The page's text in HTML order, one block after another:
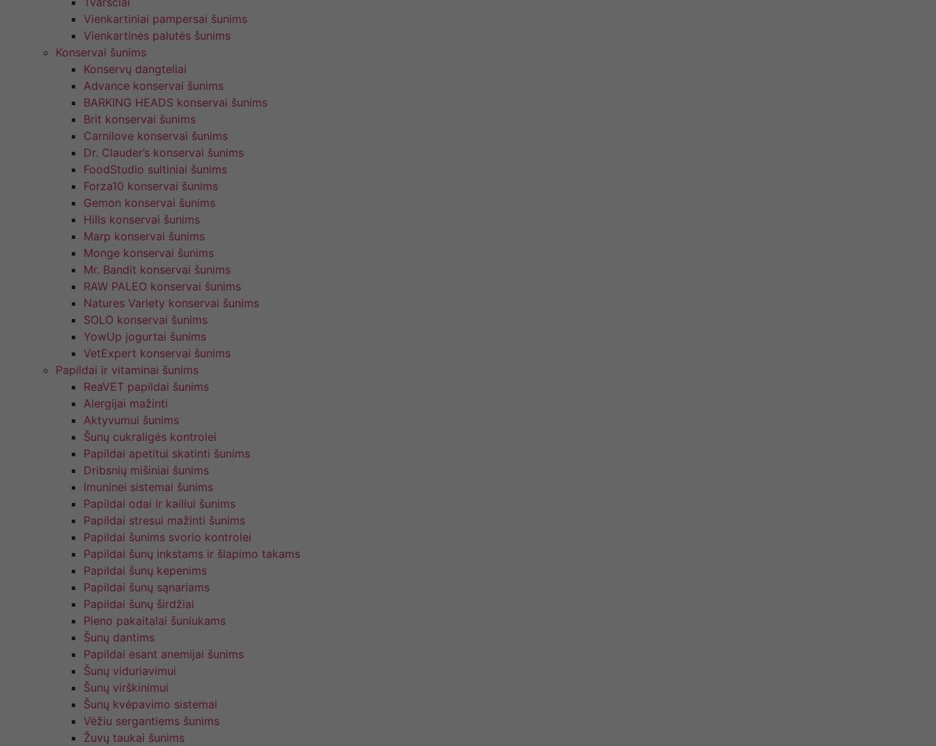
Vienkartiniai pampersai šunims
Vienkartinės palutės šunims
Konservai šunims
Konservų dangteliai
Advance konservai šunims
BARKING HEADS konservai šunims
Brit konservai šunims
Carnilove konservai šunims
Dr. Clauder’s konservai šunims
FoodStudio sultiniai šunims
Forza10 konservai šunims
Gemon konservai šunims
Hills konservai šunims
Marp konservai šunims
Monge konservai šunims
Mr. Bandit konservai šunims
RAW PALEO konservai šunims
Natures Variety konservai šunims
SOLO konservai šunims
YowUp jogurtai šunims
VetExpert konservai šunims
Papildai ir vitaminai šunims
ReaVET papildai šunims
Alergijai mažinti
Aktyvumui šunims
Šunų cukraligės kontrolei
Papildai apetitui skatinti šunims
Dribsnių mišiniai šunims
Imuninei sistemai šunims
Papildai odai ir kailiui šunims
Papildai stresui mažinti šunims
Papildai šunims svorio kontrolei
Papildai šunų inkstams ir šlapimo takams
Papildai šunų kepenims
Papildai šunų sąnariams
Papildai šunų širdžiai
Pieno pakaitalai šuniukams
Šunų dantims
Papildai esant anemijai šunims
Šunų viduriavimui
Šunų virškinimui
Šunų kvėpavimo sistemai
Vėžiu sergantiems šunims
Žuvų taukai šunims